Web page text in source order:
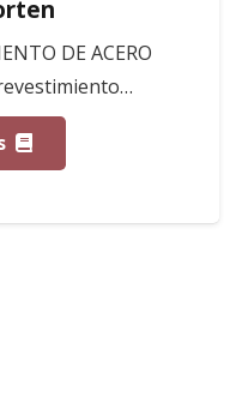
DE ACERO